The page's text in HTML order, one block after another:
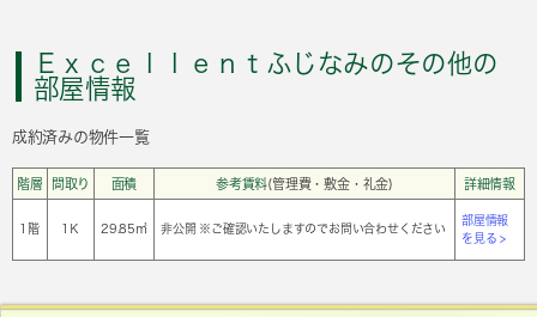
Ｅｘｃｅｌｌｅｎｔふじなみのその他の
部屋情報
成約済みの物件一覧
階層 間取り 面積 参考賃料(管理費・敷金・礼金) 詳細情報
1階 1Ｋ 29.85㎡ 非公開 ※ご確認いたしますのでお問い合わせください
部屋情報
を見る >